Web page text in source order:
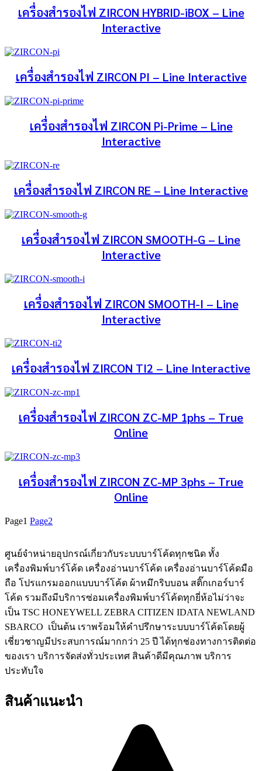
เครื่องสำรองไฟ ZIRCON HYBRID-iBOX – Line
Interactive
เครื่องสำรองไฟ ZIRCON PI – Line Interactive
เครื่องสำรองไฟ ZIRCON Pi-Prime – Line
Interactive
เครื่องสำรองไฟ ZIRCON RE – Line Interactive
เครื่องสำรองไฟ ZIRCON SMOOTH-G – Line
Interactive
เครื่องสำรองไฟ ZIRCON SMOOTH-I – Line
Interactive
เครื่องสำรองไฟ ZIRCON TI2 – Line Interactive
เครื่องสำรองไฟ ZIRCON ZC-MP 1phs – True
Online
เครื่องสำรองไฟ ZIRCON ZC-MP 3phs – True
Online
Page1 Page2
ศูนย์จําหน่ายอุปกรณ์เกี่ยวกับระบบบาร์โค้ดทุกชนิด ทั้ง
เครื่องพิมพ์บาร์โค้ด เครื่องอ่านบาร์โค้ด เครื่องอ่านบาร์โค้ดมือ
ถือ โปรแกรมออกแบบบาร์โค้ด ผ้าหมึกริบบอน สติ๊กเกอร์บาร์
โค้ด รวมถึงมีบริการซ่อมเครื่องพิมพ์บาร์โค้ดทุกยี่ห้อไม่ว่าจะ
เป็น TSC HONEYWELL ZEBRA CITIZEN IDATA NEWLAND
SBARCO เป็นต้น เราพร้อมให้คำปรึกษาระบบบาร์โค้ดโดยผู้
เชี่ยวชาญมีประสบการณ์มากกว่า 25 ปี ได้ทุกช่องทางการติดต่อ
ของเรา บริการจัดส่งทั่วประเทศ สินค้าดีมีคุณภาพ บริการ
ประทับใจ
สินค้าแนะนำ